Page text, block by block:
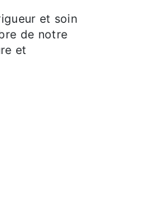
et soin
de notre
et